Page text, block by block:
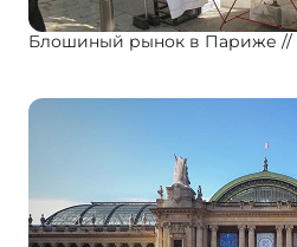
Блошиный рынок в Париже